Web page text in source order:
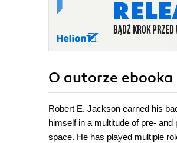
O autorze ebooka
Robert E. Jackson earned his
himself in a multitude of pre-
space. He has played multiple